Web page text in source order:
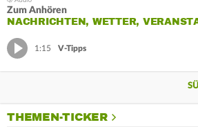
Zum Anhören
NACHRICHTEN, WETTER,
1:15 V-Tipps
THEMEN-TICKER